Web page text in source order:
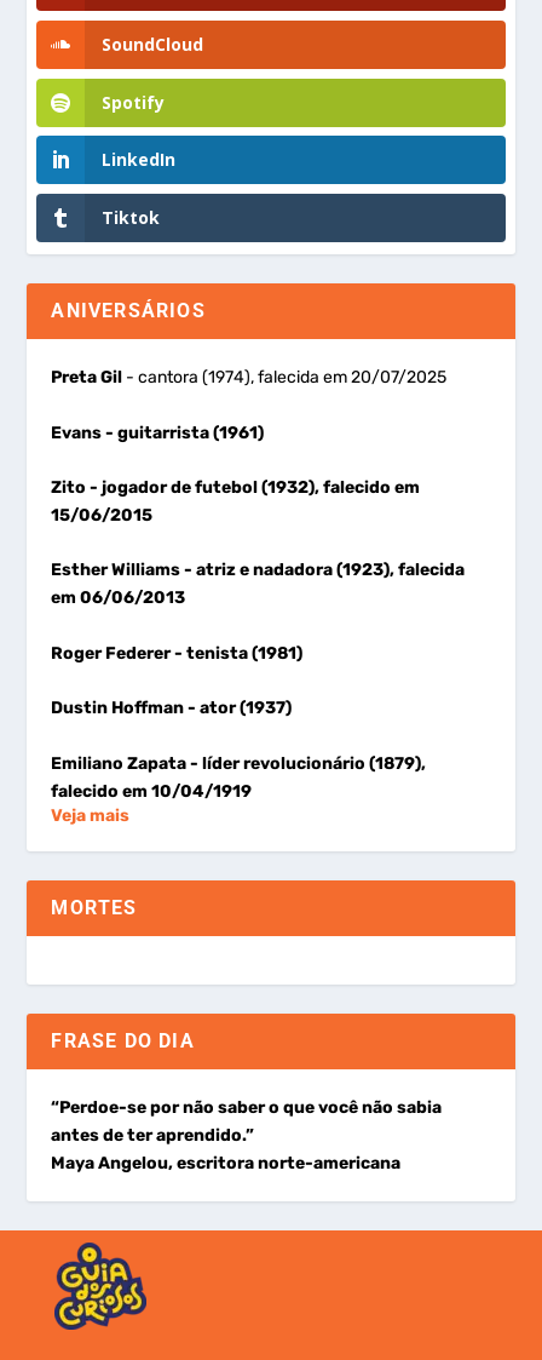
SoundCloud
Spotify
LinkedIn
Tiktok
ANIVERSÁRIOS
Preta Gil - cantora (1974), falecida em 20/07/2025
Evans- guitarrista (1961)
Zito- jogador de futebol (1932), falecido em
15/06/2015
Esther Williams- atriz e nadadora (1923), falecida
em 06/06/2013
Roger Federer- tenista (1981)
Dustin Hoffman- ator (1937)
Emiliano Zapata- líder revolucionário (1879),
falecido em 10/04/1919
Veja mais
MORTES
FRASE DO DIA
“Perdoe-se por não saber o que você não sabia
antes de ter aprendido.”
Maya Angelou, escritora norte-americana